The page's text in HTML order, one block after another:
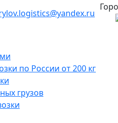
по России от 200 кг
грузов